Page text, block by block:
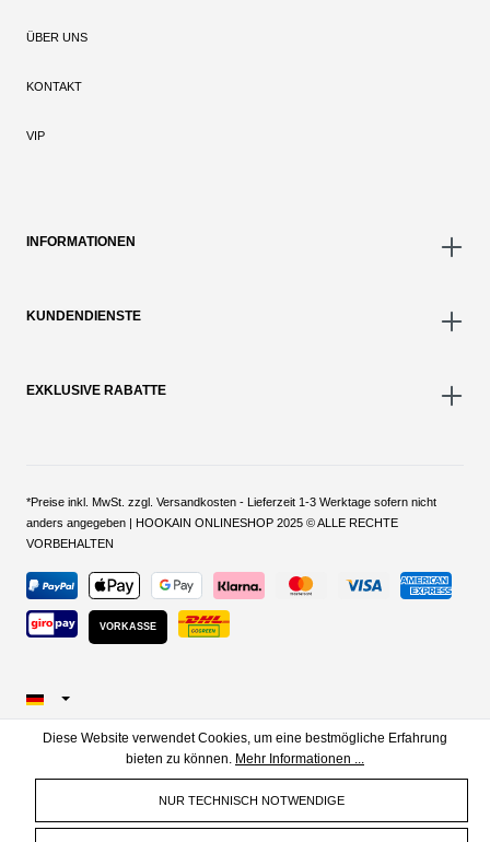
ÜBER UNS
KONTAKT
VIP
INFORMATIONEN
KUNDENDIENSTE
EXKLUSIVE RABATTE
*Preise inkl. MwSt. zzgl. Versandkosten - Lieferzeit 1-3 Werktage sofern nicht
anders angegeben | HOOKAIN ONLINESHOP 2025 © ALLE RECHTE
VORBEHALTEN
VORKASSE
Diese Website verwendet Cookies, um eine bestmögliche Erfahrung
bieten zu können. Mehr Informationen ...
NUR TECHNISCH NOTWENDIGE